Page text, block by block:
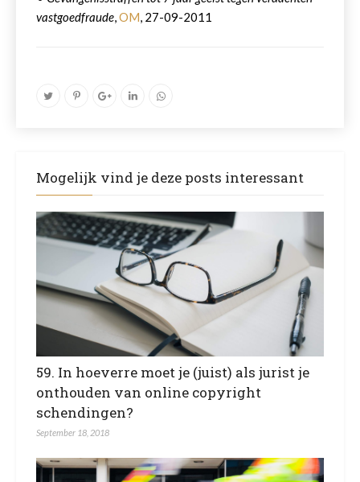
vastgoedfraude,OM, 27-09-2011
Mogelijk vind je deze posts interessant
59. In hoeverre moet je (juist) als jurist je
onthouden van online copyright
schendingen?
September 18, 2018